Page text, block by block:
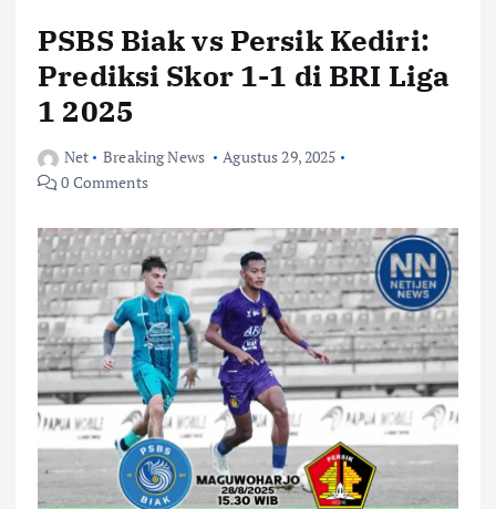
PSBS Biak vs Persik Kediri:
Prediksi Skor 1-1 di BRI Liga
1 2025
Net Breaking News
Agustus 29, 2025
0 Comments